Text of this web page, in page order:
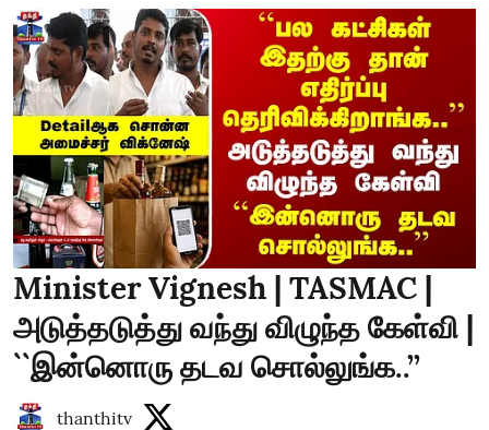
Minister Vignesh | TASMAC |
அடுத்தடுத்து வந்து விழுந்த கேள்வி |
``இன்னொரு தடவ சொல்லுங்க..’’
thanthitv